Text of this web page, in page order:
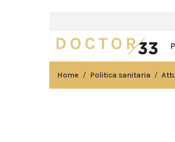
Home Politica sanitaria